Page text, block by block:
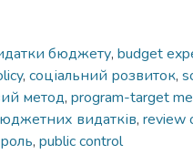
бюджету, budget
, соціальний розвиток,
метод, program-target
видатків, review
, public control